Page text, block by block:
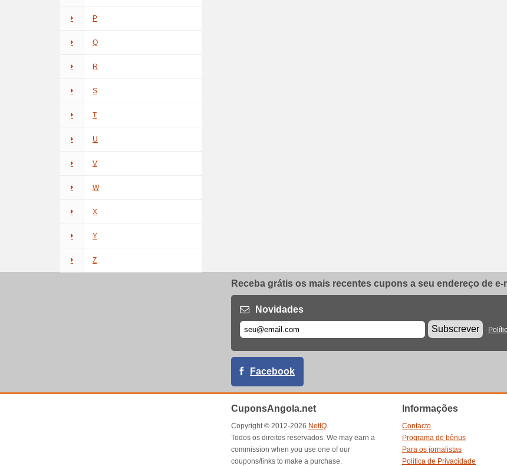
P
Q
R
S
T
U
V
W
X
Y
Z
Receba grátis os mais recentes cupons a seu endereço de e-
Novidades
Subscrever
Facebook
CuponsAngola.net
Copyright © 2012-2026 NetIQ.
Todos os direitos reservados. We may earn a
commission when you use one of our
coupons/links to make a purchase.
Informações
Contacto
Programa de bônus
Para os jornalistas
Política de Privacidade